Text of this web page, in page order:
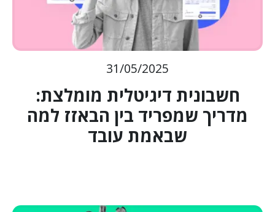
31/05/2025
חשבונית דיגיטלית מומלצת:
מדריך שמפריד בין הבאזז למה
שבאמת עובד